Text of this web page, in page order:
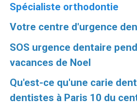
Spécialiste orthodontie
Votre centre d'urgence
SOS urgence dentaire
vacances de Noel
Qu'est-ce qu'une carie
dentistes à Paris 10 du